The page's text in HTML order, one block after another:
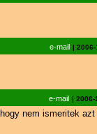
e-mail | 2006-
e-mail | 2006-
nem ismeritek azt